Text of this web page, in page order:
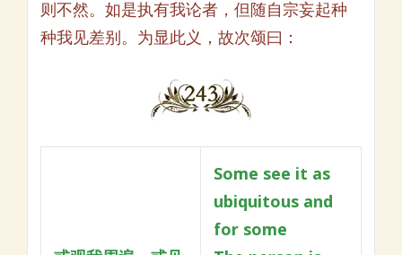
则不然。如是执有我论者，但随自宗妄起种
种我见差别。为显此义，故次颂曰：
Some see it as
ubiquitous and
for some